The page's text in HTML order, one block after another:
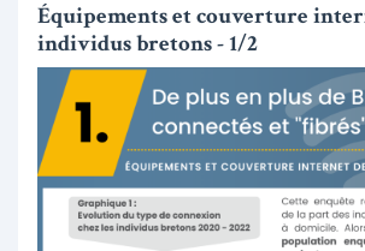
Équipements et couverture
individus bretons - 1/2